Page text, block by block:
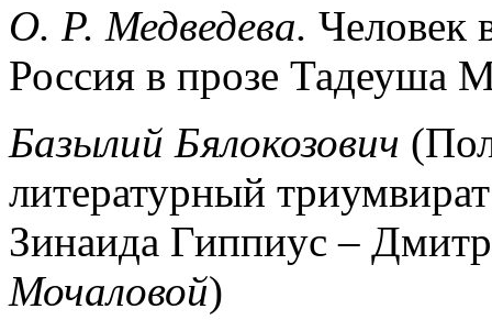
О. Р. Медведева. Человек
Россия в прозе Тадеуша
Базылий Бялокозович
литературный
Зинаида Гиппиус –
Мочаловой)